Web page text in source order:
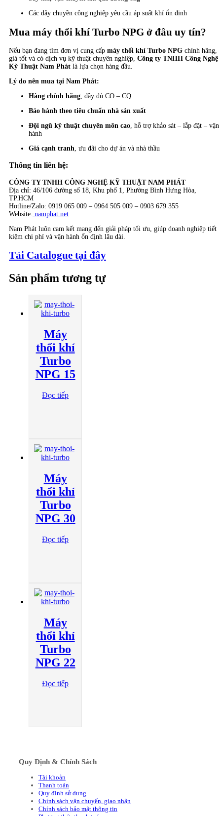
Các dây chuyền công nghiệp yêu cầu áp suất khí ổn định
Mua máy thổi khí Turbo NPG ở đâu uy tín?
Nếu bạn đang tìm đơn vị cung cấp máy thổi khí Turbo NPG chính hãng,
giá tốt và có dịch vụ kỹ thuật chuyên nghiệp, Công ty TNHH Công Nghệ
Kỹ Thuật Nam Phát là lựa chọn hàng đầu.
Lý do nên mua tại Nam Phát:
Hàng chính hãng, đầy đủ CO – CQ
Bảo hành theo tiêu chuẩn nhà sản xuất
Đội ngũ kỹ thuật chuyên môn cao, hỗ trợ khảo sát – lắp đặt – vận
hành
Giá cạnh tranh, ưu đãi cho dự án và nhà thầu
Thông tin liên hệ:
CÔNG TY TNHH CÔNG NGHỆ KỸ THUẬT NAM PHÁT
Địa chỉ: 46/106 đường số 18, Khu phố 1, Phường Bình Hưng Hòa,
TP.HCM
Hotline/Zalo: 0919 065 009 – 0964 505 009 – 0903 679 355
Website: namphat.net
Nam Phát luôn cam kết mang đến giải pháp tối ưu, giúp doanh nghiệp tiết
kiệm chi phí và vận hành ổn định lâu dài.
Tải Catalogue tại đây
Sản phẩm tương tự
Máy
thổi khí
Turbo
NPG 15
Đọc tiếp
Máy
thổi khí
Turbo
NPG 30
Đọc tiếp
Máy
thổi khí
Turbo
NPG 22
Đọc tiếp
Quy Định & Chính Sách
Tài khoản
Thanh toán
Quy định sử dụng
Chính sách vận chuyển, giao nhận
Chính sách bảo mật thông tin